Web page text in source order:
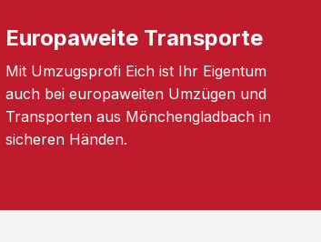
Europaweite Transporte
Mit Umzugsprofi Eich ist Ihr Eigentum
auch bei europaweiten Umzügen und
Transporten aus Mönchengladbach in
sicheren Händen.